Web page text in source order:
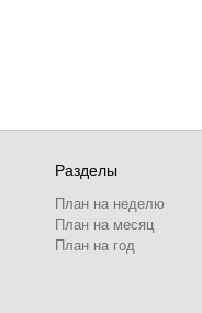
Разделы
План на неделю
План на месяц
План на год